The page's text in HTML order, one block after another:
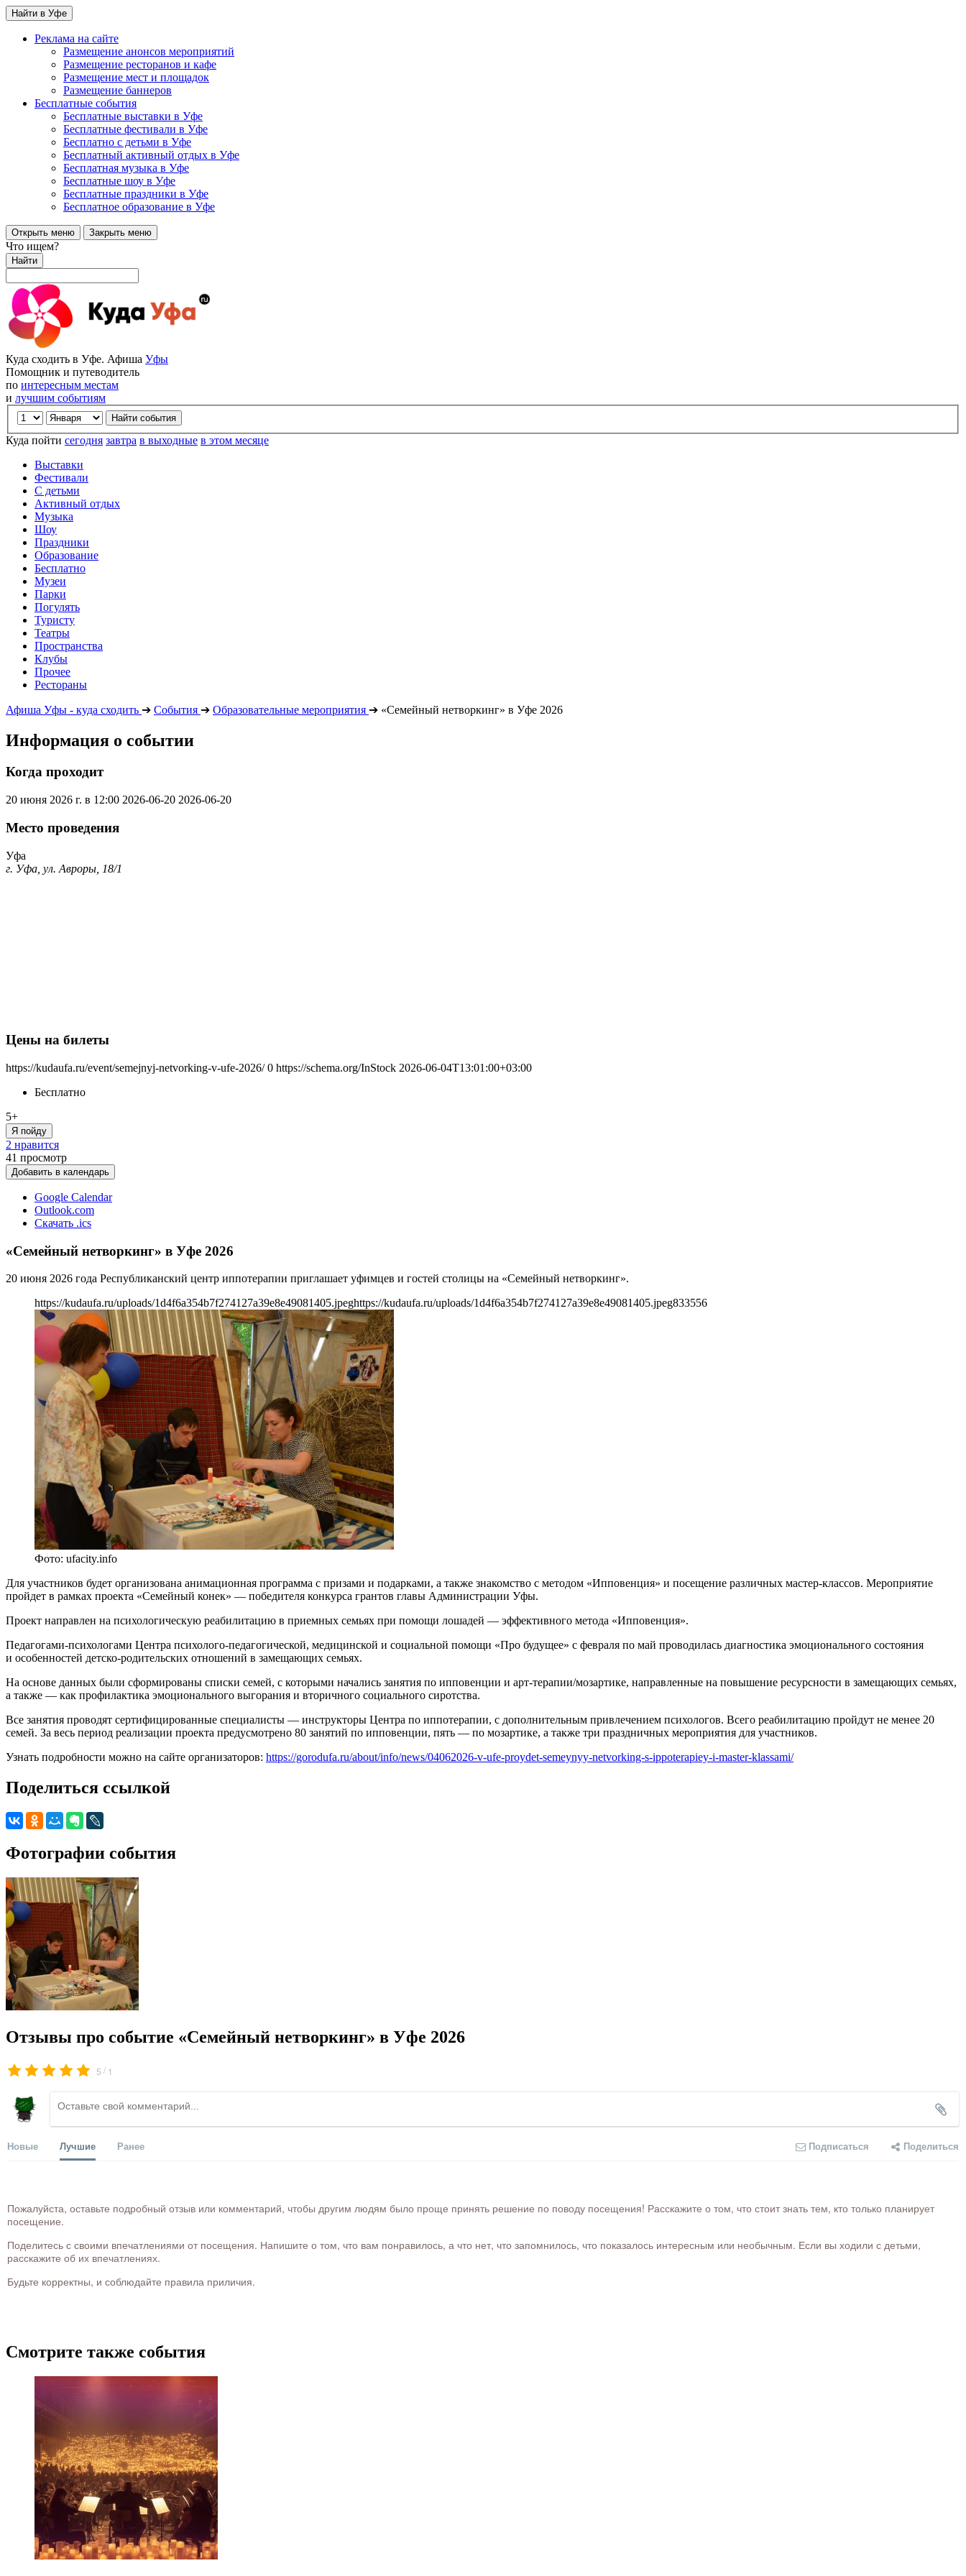
Найти в Уфе
Реклама на сайте
Размещение анонсов мероприятий
Размещение ресторанов и кафе
Размещение мест и площадок
Размещение баннеров
Бесплатные события
Бесплатные выставки в Уфе
Бесплатные фестивали в Уфе
Бесплатно с детьми в Уфе
Бесплатный активный отдых в Уфе
Бесплатная музыка в Уфе
Бесплатные шоу в Уфе
Бесплатные праздники в Уфе
Бесплатное образование в Уфе
Открыть меню Закрыть меню
Что ищем?
Найти
Куда сходить в Уфе. Афиша Уфы
Помощник и путеводитель
по интересным местам
и лучшим событиям
Куда пойти сегодня завтра в выходные в этом месяце
Выставки
Фестивали
С детьми
Активный отдых
Музыка
Шоу
Праздники
Образование
Бесплатно
Музеи
Парки
Погулять
Туристу
Театры
Пространства
Клубы
Прочее
Рестораны
Афиша Уфы - куда сходить ➔ События ➔ Образовательные мероприятия ➔ «Семейный нетворкинг» в Уфе 2026
Информация о событии
Когда проходит
20 июня 2026 г. в 12:00 2026-06-20 2026-06-20
Место проведения
Уфа
г. Уфа, ул. Авроры, 18/1
Цены на билеты
https://kudaufa.ru/event/semejnyj-netvorking-v-ufe-2026/ 0 https://schema.org/InStock 2026-06-04T13:01:00+03:00
Бесплатно
5+
Я пойду
2 нравится
41 просмотр
Добавить в календарь
Google Calendar
Outlook.com
Скачать .ics
«Семейный нетворкинг» в Уфе 2026
20 июня 2026 года Республиканский центр иппотерапии приглашает уфимцев и гостей столицы на «Семейный нетворкинг».
https://kudaufa.ru/uploads/1d4f6a354b7f274127a39e8e49081405.jpeghttps://kudaufa.ru/uploads/1d4f6a354b7f274127a39e8e49081405.jpeg833556
Фото: ufacity.info
Для участников будет организована анимационная программа с призами и подарками, а также знакомство с методом «Ипповенция» и посещение различных мастер-классов. Мероприятие
пройдет в рамках проекта «Семейный конек» — победителя конкурса грантов главы Администрации Уфы.
Проект направлен на психологическую реабилитацию в приемных семьях при помощи лошадей — эффективного метода «Ипповенция».
Педагогами-психологами Центра психолого-педагогической, медицинской и социальной помощи «Про будущее» с февраля по май проводилась диагностика эмоционального состояния
и особенностей детско-родительских отношений в замещающих семьях.
На основе данных были сформированы списки семей, с которыми начались занятия по ипповенции и арт-терапии/мозартике, направленные на повышение ресурсности в замещающих семьях,
а также — как профилактика эмоционального выгорания и вторичного социального сиротства.
Все занятия проводят сертифицированные специалисты — инструкторы Центра по иппотерапии, с дополнительным привлечением психологов. Всего реабилитацию пройдут не менее 20
семей. За весь период реализации проекта предусмотрено 80 занятий по ипповенции, пять — по мозартике, а также три праздничных мероприятия для участников.
Узнать подробности можно на сайте организаторов: https://gorodufa.ru/about/info/news/04062026-v-ufe-proydet-semeynyy-netvorking-s-ippoterapiey-i-master-klassami/
Поделиться ссылкой
Фотографии события
Отзывы про событие «Семейный нетворкинг» в Уфе 2026
5 / 1
Новые Лучшие Ранее Подписаться Поделиться
Пожалуйста, оставьте подробный отзыв или комментарий, чтобы другим людям было проще принять решение по поводу посещения! Расскажите о том, что стоит знать тем, кто только планирует
посещение.
Поделитесь с своими впечатлениями от посещения. Напишите о том, что вам понравилось, а что нет, что запомнилось, что показалось интересным или необычным. Если вы ходили с детьми,
расскажите об их впечатлениях.
Будьте корректны, и соблюдайте правила приличия.
Смотрите также события